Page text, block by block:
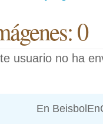
0
usuario no ha
En